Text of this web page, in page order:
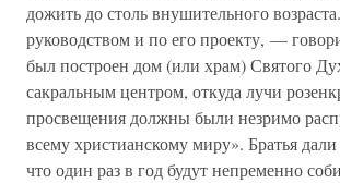
дожить до столь внушительного
руководством и по его проекту, —
был построен дом (или храм) Святого
сакральным центром, откуда лучи
просвещения должны были незримо
всему христианскому миру». Братья дали
что один раз в год будут непременно